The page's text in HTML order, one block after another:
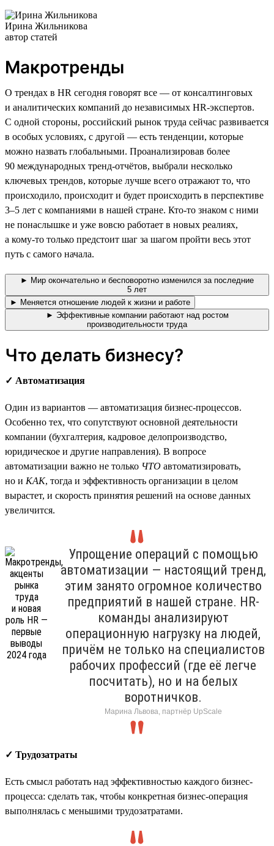
Ирина Жильникова
автор статей
Макротренды
О трендах в HR сегодня говорят все — от консалтинговых
и аналитических компаний до независимых HR-экспертов.
С одной стороны, российский рынок труда сейчас развивается
в особых условиях, с другой — есть тенденции, которые
можно назвать глобальными. Проанализировав более
90 международных тренд-отчётов, выбрали несколько
ключевых трендов, которые лучше всего отражают то, что
происходило, происходит и будет происходить в перспективе
3–5 лет с компаниями в нашей стране. Кто-то знаком с ними
не понаслышке и уже вовсю работает в новых реалиях,
а кому-то только предстоит шаг за шагом пройти весь этот
путь с самого начала.
► Мир окончательно и бесповоротно изменился за последние
5 лет
► Меняется отношение людей к жизни и работе
► Эффективные компании работают над ростом
производительности труда
Что делать бизнесу?
✓ Автоматизация
Один из вариантов — автоматизация бизнес-процессов.
Особенно тех, что сопутствуют основной деятельности
компании (бухгалтерия, кадровое делопроизводство,
юридическое и другие направления). В вопросе
автоматизации важно не только ЧТО автоматизировать,
но и КАК, тогда и эффективность организации в целом
вырастет, и скорость принятия решений на основе данных
увеличится.
Упрощение операций с помощью
автоматизации — настоящий тренд,
этим занято огромное количество
предприятий в нашей стране. HR-
команды анализируют
операционную нагрузку на людей,
причём не только на специалистов
рабочих профессий (где её легче
посчитать), но и на белых
воротничков.
Марина Львова, партнёр UpScale
✓ Трудозатраты
Есть смысл работать над эффективностью каждого бизнес-
процесса: сделать так, чтобы конкретная бизнес-операция
выполнялась с меньшими трудозатратами.